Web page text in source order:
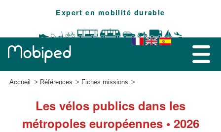
Expert en mobilité durable
Accueil Références Fiches missions
Les vélos publics dans les
métropoles européennes • 2026